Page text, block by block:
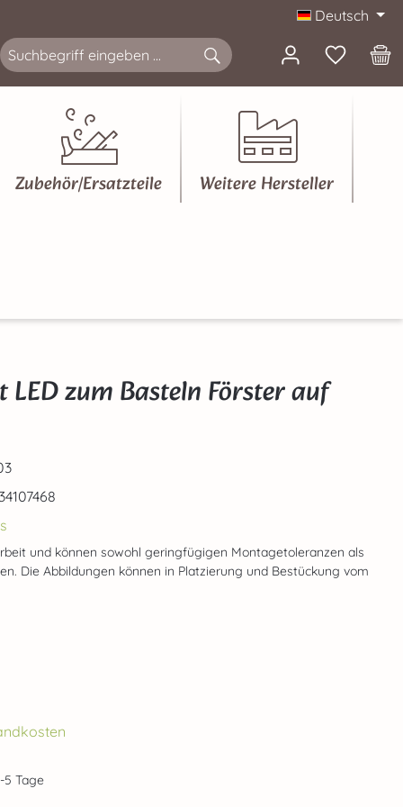
Deutsch
Zubehör/Ersatzteile Weitere Hersteller
zum Basteln Förster auf
und können sowohl geringfügigen Montagetoleranzen als
Die Abbildungen können in Platzierung und Bestückung vom
5 Tage